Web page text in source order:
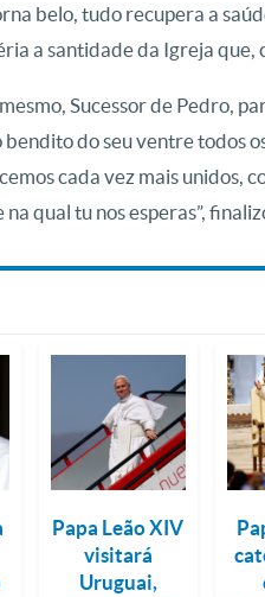
belo, tudo recupera a
a santidade da Igreja que,
Sucessor de Pedro,
do seu ventre todos
cada vez mais unidos,
qual tu nos esperas”,
Papa Leão XIV
visitará
Uruguai,